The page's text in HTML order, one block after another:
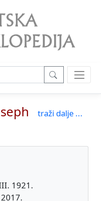
traži dalje ...
1921.